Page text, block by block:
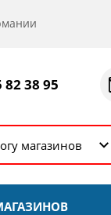
82 38 95
магазинов